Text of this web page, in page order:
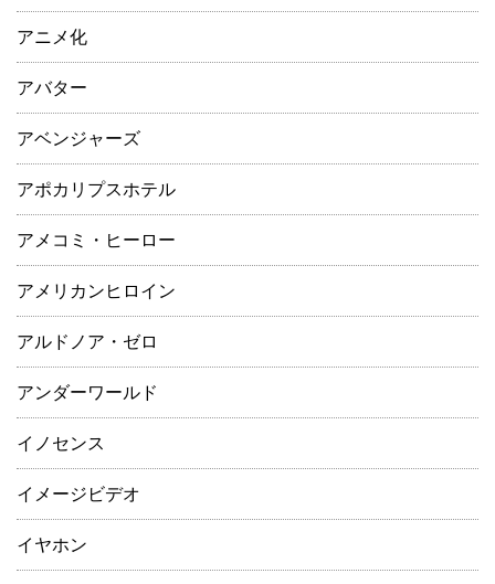
アニメ化
アバター
アベンジャーズ
アポカリプスホテル
アメコミ・ヒーロー
アメリカンヒロイン
アルドノア・ゼロ
アンダーワールド
イノセンス
イメージビデオ
イヤホン